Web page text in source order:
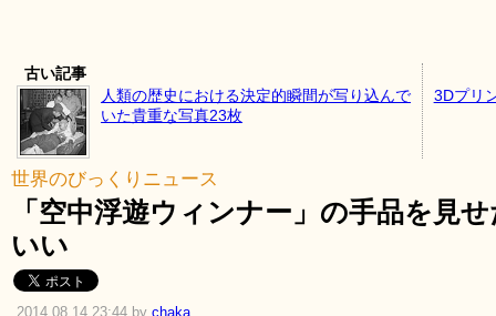
古い記事
人類の歴史における決定的瞬間が写り込んで
いた貴重な写真23枚
3Dプリ
世界のびっくりニュース
「空中浮遊ウィンナー」の手品を見
いい
2014.08.14 23:44 by chaka